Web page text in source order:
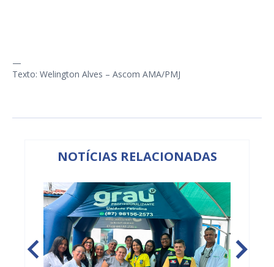
—
Texto: Welington Alves – Ascom AMA/PMJ
NOTÍCIAS RELACIONADAS